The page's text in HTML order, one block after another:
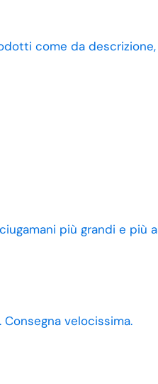
come da
più grandi e
velocissima.